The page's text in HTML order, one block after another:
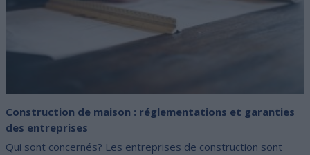
Construction de maison : réglementations et garanties
des entreprises
Qui sont concernés? Les entreprises de construction sont